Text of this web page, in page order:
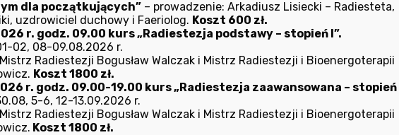
lipiec 2024
marzec 2024
dla początkujących”– prowadzenie: Arkadiusz Lisiecki – Radiesteta,
uzdrowiciel duchowy i Faeriolog. Koszt 600 zł.
r. godz. 09.00 kurs „Radiestezja podstawy – stopień I”.
02, 08-09.08.2026 r.
Radiestezji Bogusław Walczak i Mistrz Radiestezji i Bioenergoterapii
Koszt 1800 zł.
r. godz. 09.00-19.00 kurs „Radiestezja zaawansowana – stopień
5-6, 12-13.09.2026 r.
Radiestezji Bogusław Walczak i Mistrz Radiestezji i Bioenergoterapii
Koszt 1800 zł.